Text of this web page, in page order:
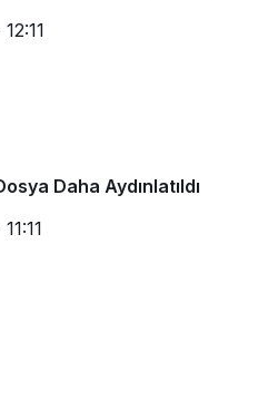
Daha Aydınlatıldı